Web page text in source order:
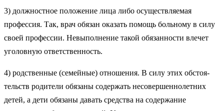
3) должностное положение лица либо осуществляемая
профес­сия. Так, врач обязан оказать помощь больному в силу
своей профессии. Невыполнение такой обязанности влечет
уголовную ответственность.
4) родственные (семейные) отношения. В силу этих обстоя­
тельств родители обязаны содержать несовершеннолетних
детей, а дети обязаны давать средства на содержание